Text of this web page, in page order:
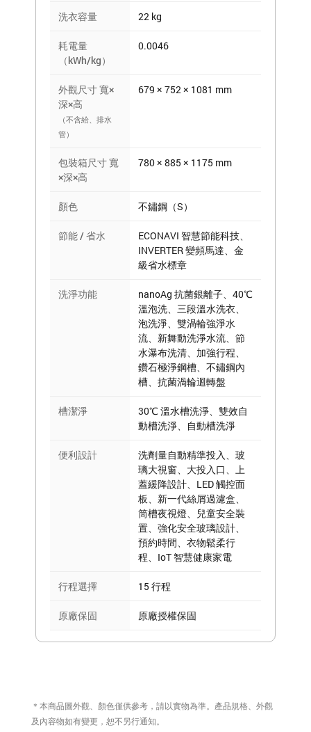
洗衣容量 22 kg
耗電量
（kWh/kg）
0.0046
外觀尺寸 寬×
深×高
（不含給、排水
管）
679 × 752 × 1081 mm
包裝箱尺寸 寬
×深×高
780 × 885 × 1175 mm
顏色 不鏽鋼（S）
節能 / 省水
ECONAVI 智慧節能科技、
INVERTER 變頻馬達、金
級省水標章
洗淨功能
nanoAg 抗菌銀離子、40℃
溫泡洗、三段溫水洗衣、
泡洗淨、雙渦輪強淨水
流、新舞動洗淨水流、節
水瀑布洗清、加強行程、
鑽石極淨鋼槽、不鏽鋼內
槽、抗菌渦輪迴轉盤
槽潔淨
30℃ 溫水槽洗淨、雙效自
動槽洗淨、自動槽洗淨
便利設計
洗劑量自動精準投入、玻
璃大視窗、大投入口、上
蓋緩降設計、LED 觸控面
板、新一代絲屑過濾盒、
筒槽夜視燈、兒童安全裝
置、強化安全玻璃設計、
預約時間、衣物鬆柔行
程、IoT 智慧健康家電
行程選擇 15 行程
原廠保固 原廠授權保固
＊本商品圖外觀、顏色僅供參考，請以實物為準。產品規格、外觀
及內容物如有變更，恕不另行通知。